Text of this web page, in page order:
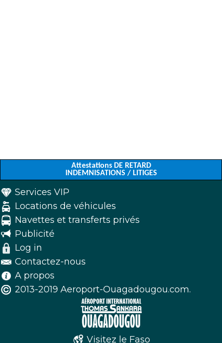
Attestations DE RETARD
INDEMNISATIONS / LITIGES
Services VIP
Locations de véhicules
Navettes et transferts privés
Publicité
Log in
Contactez-nous
A propos
2013-2019 Aeroport-Ouagadougou.com.
Visitez le Faso